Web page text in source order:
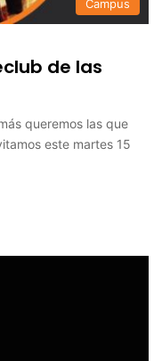
Campus
de las
queremos las que
este martes 15